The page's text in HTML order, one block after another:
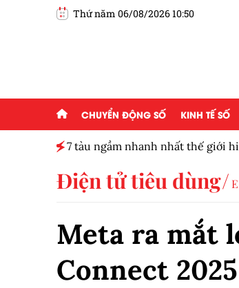
Thứ năm 06/08/2026 10:50
CHUYỂN ĐỘNG SỐ KINH TẾ SỐ
7 tàu ngầm nhanh nhất thế giới
Điện tử tiêu dùng
Meta ra mắt
Connect 2025